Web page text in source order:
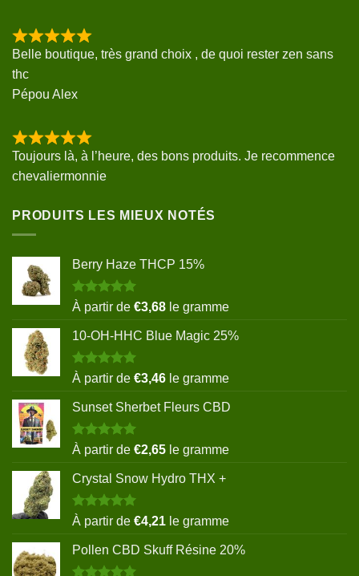
Belle boutique, très grand choix , de quoi rester zen sans
thc
Pépou Alex
Toujours là, à l’heure, des bons produits. Je recommence
chevaliermonnie
PRODUITS LES MIEUX NOTÉS
Berry Haze THCP 15%
Note5.00
sur 5
À partir de €3,68 le gramme
10-OH-HHC Blue Magic 25%
Note5.00
sur 5
À partir de €3,46 le gramme
Sunset Sherbet Fleurs CBD
Note5.00
sur 5
À partir de €2,65 le gramme
Crystal Snow Hydro THX +
Note5.00
sur 5
À partir de €4,21 le gramme
Pollen CBD Skuff Résine 20%